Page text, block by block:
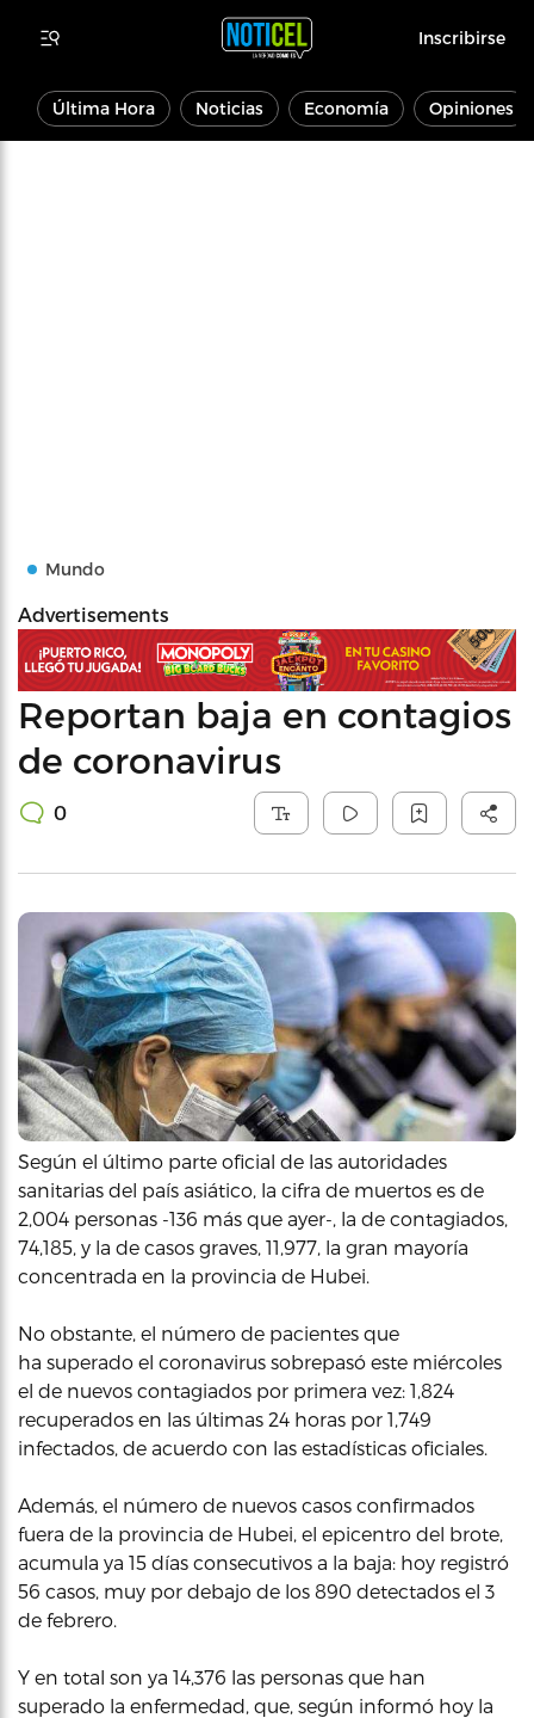
Inscribirse
Última Hora Noticias Economía Opiniones
Mundo
Advertisements
Reportan baja en contagios
de coronavirus
0
Según el último parte oficial de las autoridades
sanitarias del país asiático, la cifra de muertos es de
2,004 personas -136 más que ayer-, la de contagiados,
74,185, y la de casos graves, 11,977, la gran mayoría
concentrada en la provincia de Hubei.
No obstante, el número de pacientes que
ha superado el coronavirus sobrepasó este miércoles
el de nuevos contagiados por primera vez: 1,824
recuperados en las últimas 24 horas por 1,749
infectados, de acuerdo con las estadísticas oficiales.
Además, el número de nuevos casos confirmados
fuera de la provincia de Hubei, el epicentro del brote,
acumula ya 15 días consecutivos a la baja: hoy registró
56 casos, muy por debajo de los 890 detectados el 3
de febrero.
Y en total son ya 14,376 las personas que han
superado la enfermedad, que, según informó hoy la